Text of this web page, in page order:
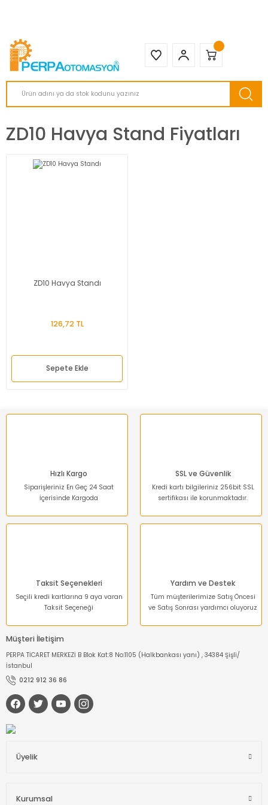
ZD10 Havya Stand Fiyatları
ZD10 Havya Standı
126,72 TL
Sepete Ekle
Hızlı Kargo
Siparişleriniz En Geç 24 Saat
İçerisinde Kargoda
SSL ve Güvenlik
Kredi kartı bilgileriniz 256bit SSL
sertifikası ile korunmaktadır.
Taksit Seçenekleri
Seçili kredi kartlarına 9 aya varan
Taksit Seçeneği
Yardım ve Destek
Tüm müşterilerimize Satış Öncesi
ve Satış Sonrası yardımcı oluyoruz
Müşteri İletişim
PERPA TİCARET MERKEZİ B Blok Kat:8 No:1105 (Halkbankası yanı) , 34384 Şişli/
İstanbul
0212 912 36 86
Üyelik
Kurumsal